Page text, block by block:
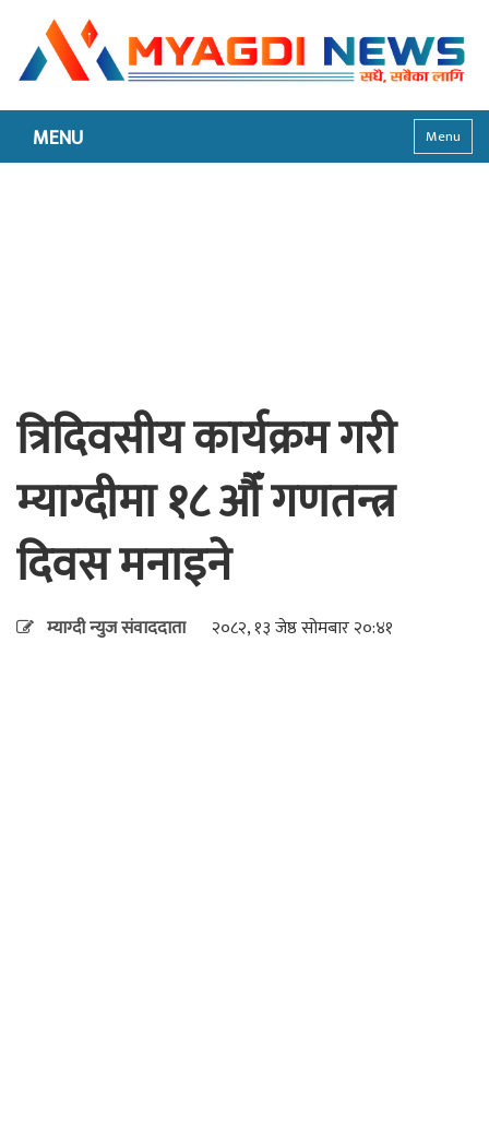
MENU Menu
त्रिदिवसीय कार्यक्रम गरी
म्याग्दीमा १८ औँ गणतन्त्र
दिवस मनाइने
म्याग्दी न्युज संवाददाता २०८२, १३ जेष्ठ सोमबार २०:४१